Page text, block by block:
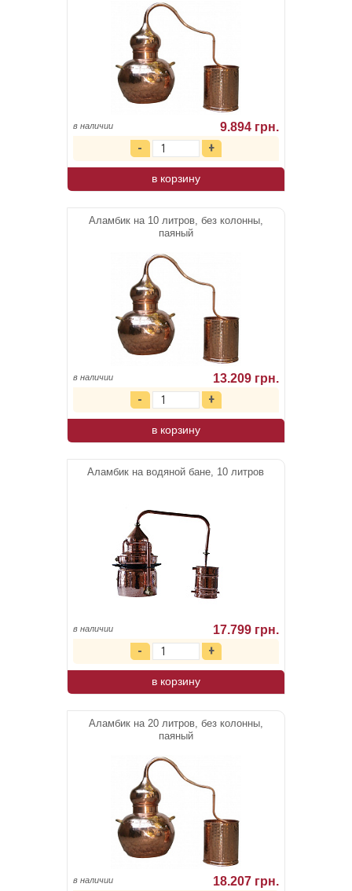
в наличии 9.894 грн.
в корзину
Аламбик на 10 литров, без колонны,
паяный
в наличии 13.209 грн.
в корзину
Аламбик на водяной бане, 10 литров
в наличии 17.799 грн.
в корзину
Аламбик на 20 литров, без колонны,
паяный
в наличии 18.207 грн.